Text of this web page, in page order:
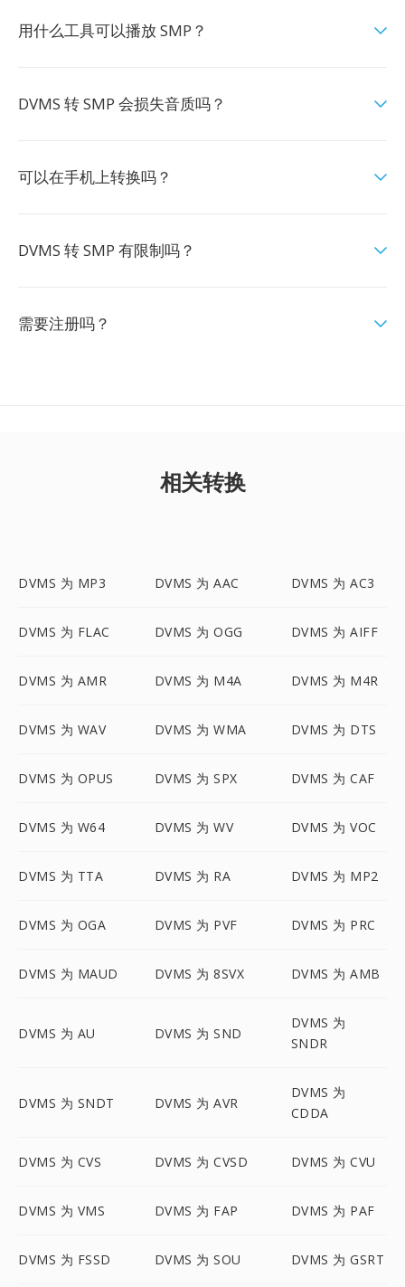
用什么工具可以播放 SMP？
DVMS 转 SMP 会损失音质吗？
可以在手机上转换吗？
DVMS 转 SMP 有限制吗？
需要注册吗？
相关转换
DVMS 为 MP3 DVMS 为 AAC DVMS 为 AC3
DVMS 为 FLAC DVMS 为 OGG DVMS 为 AIFF
DVMS 为 AMR DVMS 为 M4A DVMS 为 M4R
DVMS 为 WAV DVMS 为 WMA DVMS 为 DTS
DVMS 为 OPUS DVMS 为 SPX DVMS 为 CAF
DVMS 为 W64 DVMS 为 WV DVMS 为 VOC
DVMS 为 TTA DVMS 为 RA DVMS 为 MP2
DVMS 为 OGA DVMS 为 PVF DVMS 为 PRC
DVMS 为 MAUD DVMS 为 8SVX DVMS 为 AMB
DVMS 为 AU DVMS 为 SND
DVMS 为
SNDR
DVMS 为 SNDT DVMS 为 AVR
DVMS 为
CDDA
DVMS 为 CVS DVMS 为 CVSD DVMS 为 CVU
DVMS 为 VMS DVMS 为 FAP DVMS 为 PAF
DVMS 为 FSSD DVMS 为 SOU DVMS 为 GSRT